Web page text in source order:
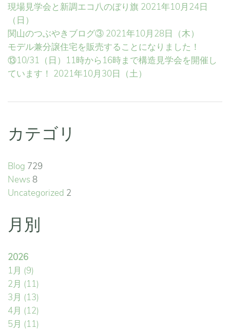
現場見学会と新調エコ八のぼり旗 2021年10月24日
（日）
関山のつぶやきブログ③ 2021年10月28日（木）
モデル兼分譲住宅を販売することになりました！
⑬10/31（日）11時から16時まで構造見学会を開催し
ています！ 2021年10月30日（土）
カテゴリ
Blog 729
News 8
Uncategorized 2
月別
2026
1月 (9)
2月 (11)
3月 (13)
4月 (12)
5月 (11)